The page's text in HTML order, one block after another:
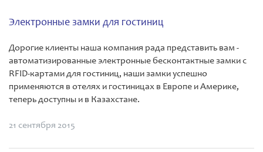
Электронные замки для гостиниц
Дорогие клиенты наша компания рада представить вам -
автоматизированные электронные бесконтактные замки с
RFID-картами для гостиниц, наши замки успешно
применяются в отелях и гостиницах в Европе и Америке,
теперь доступны и в Казахстане.
21 сентября 2015